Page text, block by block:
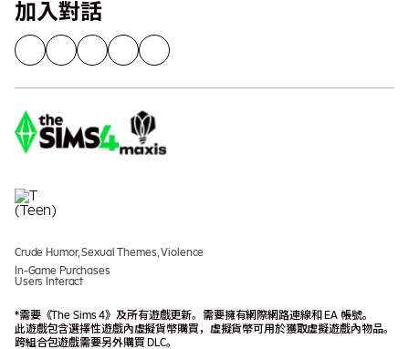
加入對話
Crude Humor, Sexual Themes, Violence
In-Game Purchases
Users Interact
*需要《The Sims 4》及所有遊戲更新。需要擁有網際網路連線和 EA 帳號。
此遊戲包含選擇性遊戲內虛擬貨幣購買，虛擬貨幣可用於獲取虛擬遊戲內物品。
跨組合包遊戲需要另外購買 DLC。